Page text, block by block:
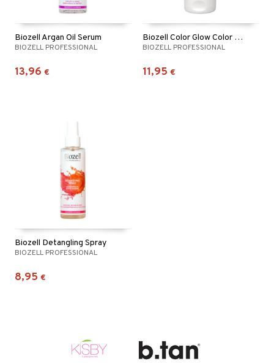
Biozell Argan Oil Serum
BIOZELL PROFESSIONAL
13,96 €
Biozell Color Glow Color Removing Shampoo
BIOZELL PROFESSIONAL
11,95 €
Biozell Detangling Spray
BIOZELL PROFESSIONAL
8,95 €